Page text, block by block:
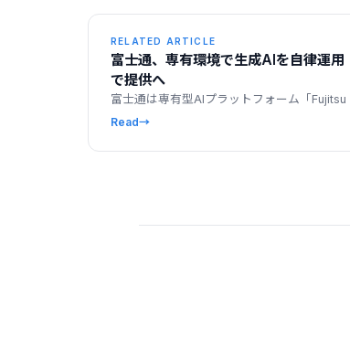
RELATED ARTICLE
富士通、専有環境で生成AIを自律
で提供へ
富士通は専有型AIプラットフォーム「
Read→